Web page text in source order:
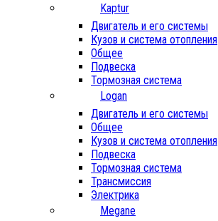
Kaptur
Двигатель и его системы
Кузов и система отопления
Общее
Подвеска
Тормозная система
Logan
Двигатель и его системы
Общее
Кузов и система отопления
Подвеска
Тормозная система
Трансмиссия
Электрика
Megane